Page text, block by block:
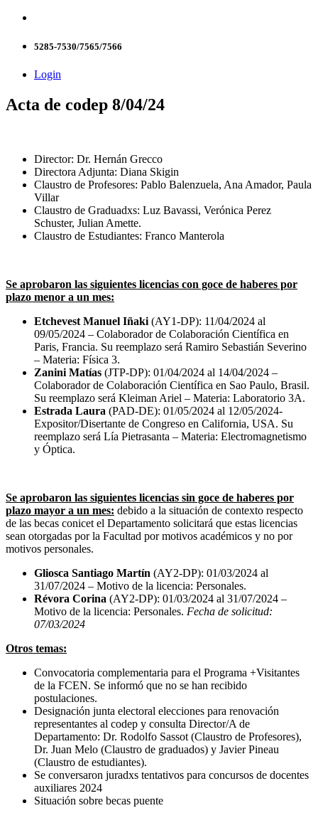
5285-7530/7565/7566
Login
Acta de codep 8/04/24
Director: Dr. Hernán Grecco
Directora Adjunta: Diana Skigin
Claustro de Profesores: Pablo Balenzuela, Ana Amador, Paula
Villar
Claustro de Graduadxs: Luz Bavassi, Verónica Perez
Schuster, Julian Amette.
Claustro de Estudiantes: Franco Manterola
Se aprobaron las siguientes licencias con goce de haberes por
plazo menor a un mes:
Etchevest Manuel Iñaki (AY1-DP): 11/04/2024 al
09/05/2024 – Colaborador de Colaboración Científica en
Paris, Francia. Su reemplazo será Ramiro Sebastián Severino
– Materia: Física 3.
Zanini Matías (JTP-DP): 01/04/2024 al 14/04/2024 –
Colaborador de Colaboración Científica en Sao Paulo, Brasil.
Su reemplazo será Kleiman Ariel – Materia: Laboratorio 3A.
Estrada Laura (PAD-DE): 01/05/2024 al 12/05/2024-
Expositor/Disertante de Congreso en California, USA. Su
reemplazo será Lía Pietrasanta – Materia: Electromagnetismo
y Óptica.
Se aprobaron las siguientes licencias sin goce de haberes por
plazo mayor a un mes: debido a la situación de contexto respecto
de las becas conicet el Departamento solicitará que estas licencias
sean otorgadas por la Facultad por motivos académicos y no por
motivos personales.
Gliosca Santiago Martín (AY2-DP): 01/03/2024 al
31/07/2024 – Motivo de la licencia: Personales.
Révora Corina (AY2-DP): 01/03/2024 al 31/07/2024 –
Motivo de la licencia: Personales. Fecha de solicitud:
07/03/2024
Otros temas:
Convocatoria complementaria para el Programa +Visitantes
de la FCEN. Se informó que no se han recibido
postulaciones.
Designación junta electoral elecciones para renovación
representantes al codep y consulta Director/A de
Departamento: Dr. Rodolfo Sassot (Claustro de Profesores),
Dr. Juan Melo (Claustro de graduados) y Javier Pineau
(Claustro de estudiantes).
Se conversaron juradxs tentativos para concursos de docentes
auxiliares 2024
Situación sobre becas puente